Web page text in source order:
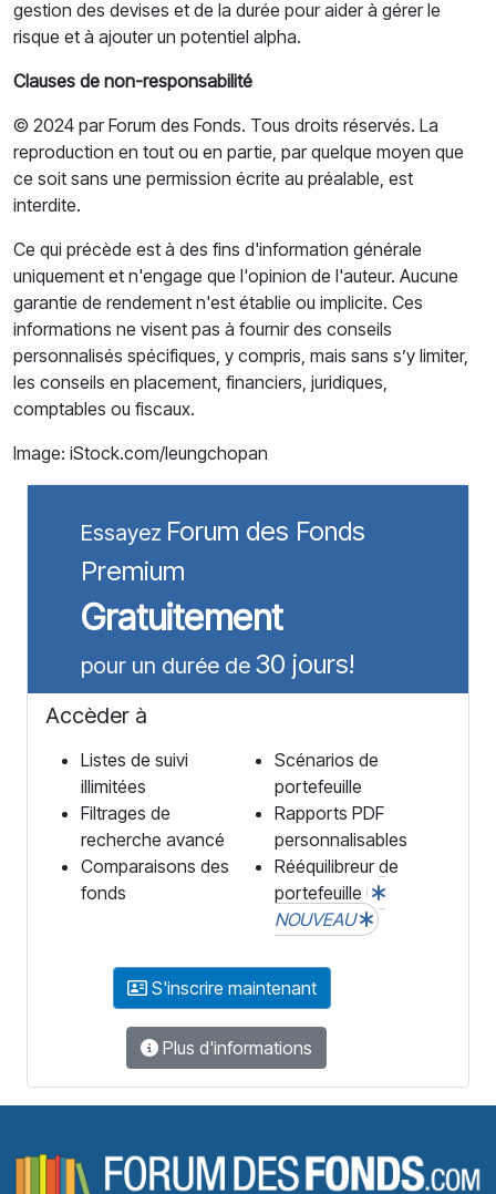
gestion des devises et de la durée pour aider à gérer le
risque et à ajouter un potentiel alpha.
Clauses de non-responsabilité
© 2024 par Forum des Fonds. Tous droits réservés. La
reproduction en tout ou en partie, par quelque moyen que
ce soit sans une permission écrite au préalable, est
interdite.
Ce qui précède est à des fins d'information générale
uniquement et n'engage que l'opinion de l'auteur. Aucune
garantie de rendement n'est établie ou implicite. Ces
informations ne visent pas à fournir des conseils
personnalisés spécifiques, y compris, mais sans s’y limiter,
les conseils en placement, financiers, juridiques,
comptables ou fiscaux.
Image: iStock.com/leungchopan
Essayez Forum des Fonds
Premium
Gratuitement
pour un durée de 30 jours!
Accèder à
Listes de suivi
illimitées
Filtrages de
recherche avancé
Comparaisons des
fonds
Scénarios de
portefeuille
Rapports PDF
personnalisables
Rééquilibreur de
portefeuille
NOUVEAU
S'inscrire maintenant
Plus d'informations